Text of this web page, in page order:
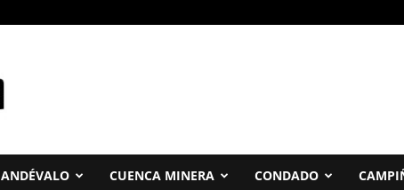
ANDÉVALO CUENCA MINERA CONDADO